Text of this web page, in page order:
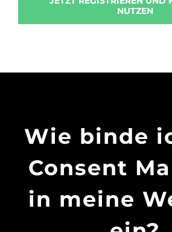
NUTZEN
Wie binde
Consent
in meine